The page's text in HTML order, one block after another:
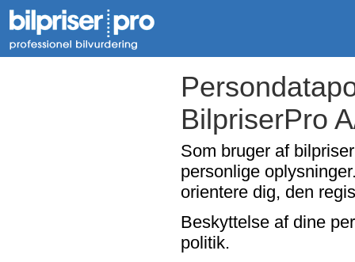
BilpriserPro
Som bruger af
personlige
orientere dig, den
Beskyttelse af dine
politik.